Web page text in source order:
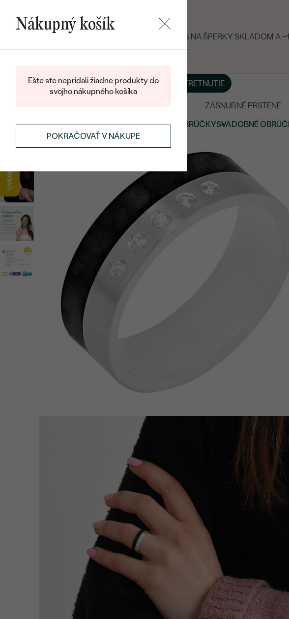
LETNÝ BLACK FRIDAY: −25 % NA ŠPERKY SKLADOM A
BLOGŠPERKY NA MIERU DOHODNÚŤ STRETNUTIE
ZÁSNUBNÉ PRSTENE
SVADOBNÉ OBRÚČKYNETRADIČNÉSVADOBNÉ OBRÚČKYSVADOBNÉ
Nákupný košík
Ešte ste nepridali žiadne produkty do
svojho nákupného košíka
POKRAČOVAŤ V NÁKUPE